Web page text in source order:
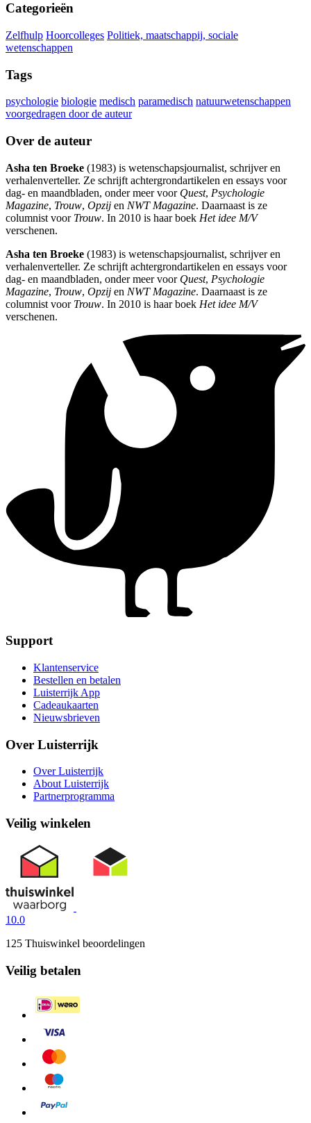
Categorieën
Zelfhulp Hoorcolleges Politiek, maatschappij, sociale
wetenschappen
Tags
psychologie biologie medisch paramedisch natuurwetenschappen
voorgedragen door de auteur
Over de auteur
Asha ten Broeke (1983) is wetenschapsjournalist, schrijver en
verhalenverteller. Ze schrijft achtergrondartikelen en essays voor
dag- en maandbladen, onder meer voor Quest, Psychologie
Magazine, Trouw, Opzij en NWT Magazine. Daarnaast is ze
columnist voor Trouw. In 2010 is haar boek Het idee M/V
verschenen.
Asha ten Broeke (1983) is wetenschapsjournalist, schrijver en
verhalenverteller. Ze schrijft achtergrondartikelen en essays voor
dag- en maandbladen, onder meer voor Quest, Psychologie
Magazine, Trouw, Opzij en NWT Magazine. Daarnaast is ze
columnist voor Trouw. In 2010 is haar boek Het idee M/V
verschenen.
Support
Klantenservice
Bestellen en betalen
Luisterrijk App
Cadeaukaarten
Nieuwsbrieven
Over Luisterrijk
Over Luisterrijk
About Luisterrijk
Partnerprogramma
Veilig winkelen
10.0
125 Thuiswinkel beoordelingen
Veilig betalen